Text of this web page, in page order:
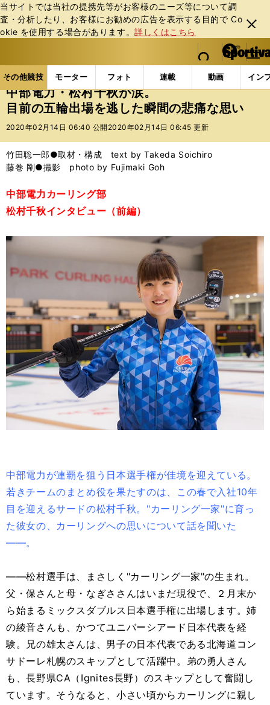
当サイトでは当社の提携先等がお客様のニーズ等について調
査・分析したり、お客様にお勧めの広告を表⽰する⽬的で Co
okie を使⽤する場合があります。詳しくはこちら
閉じ
る
web Sportiva (webスポルティーバ)
検索
マイペ
ー
ジ
メニュ
その他競技 モーター フォト 連載 動画 イン
ス
ポ
ル
バ
その他競技の記事一覧 その他競技 冬季競技 中
中部電力・松村千秋が涙。
目前の五輪出場を逃した瞬間の悲痛な思い
2020年02月14日 06:40 公開 2020年02月14日 06:45 更新
竹田聡一郎●取材・構成 text by Takeda Soichiro
藤巻 剛●撮影 photo by Fujimaki Goh
中部電力カーリング部
松村千秋インタビュー（前編）
中部電力が連覇を狙う日本選手権が佳境を迎えている。
若きチームのまとめ役を果たすのは、この春で入社10年
目を迎えるサードの松村千秋。"カーリング一家"に育っ
た彼女の、カーリングへの思いについて話を聞いた
――。
――松村選手は、まさしく"カーリング一家"の生まれ。
父・保さんと母・なぎささんはいまだ現役で、２月末か
ら始まるミックスダブルス日本選手権に出場します。姉
の綾音さんも、かつてユニバーシアード日本代表を経
験。兄の雄太さんは、男子の日本代表である北海道コン
サドーレ札幌のスキップとして活躍中。弟の勇人さん
も、長野県CA（Ignites長野）のスキップとして奮闘し
ています。そうなると、小さい頃からカーリングに親し